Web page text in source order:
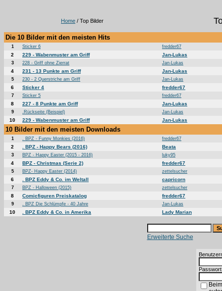
Home / Top Bilder
Die 10 Bilder mit den meisten Hits
1 Sticker 6 fredder67
2 229 - Wabenmuster am Griff Jan-Lukas
3 228 - Griff ohne Zierrat Jan-Lukas
4 231 - 13 Punkte am Griff Jan-Lukas
5 230 - 2 Querstriche am Griff Jan-Lukas
6 Sticker 4 fredder67
7 Sticker 5 fredder67
8 227 - 8 Punkte am Griff Jan-Lukas
9 .Rückseite (Beispiel) Jan-Lukas
10 229 - Wabenmuster am Griff Jan-Lukas
10 Bilder mit den meisten Downloads
1 . BPZ - Funny Monkies (2016) fredder67
2 . BPZ - Happy Bears (2016) Beata
3 BPZ - Happy Easter (2015 - 2016) luky95
4 BPZ - Christmas (Serie 2) fredder67
5 BPZ- Happy Easter (2014) zettelsucher
6 . BPZ Eddy & Co. im Weltall capricorn
7 BPZ - Halloween (2015) zettelsucher
8 Comicfiguren Preiskatalog fredder67
9 . BPZ Die Schlümpfe - 40 Jahre Jan-Lukas
10 . BPZ Eddy & Co. in Amerika Lady Marian
Erweiterte Suche